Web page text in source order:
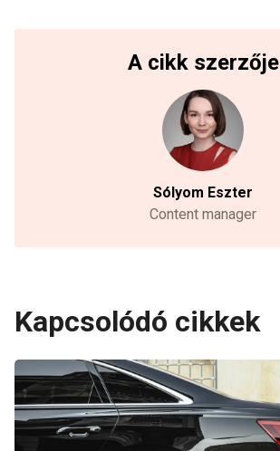
A cikk szerzője
Sólyom Eszter
Content manager
Kapcsolódó cikkek